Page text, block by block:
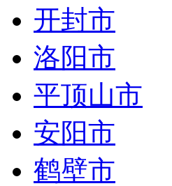
开封市
洛阳市
平顶山市
安阳市
鹤壁市